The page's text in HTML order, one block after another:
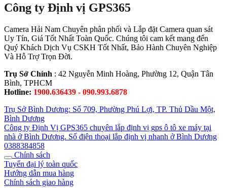
Công ty Định vị GPS365
Camera Hải Nam Chuyên phân phối và Lắp đặt Camera quan sát
Uy Tín, Giá Tốt Nhất Toàn Quốc. Chúng tôi cam kết mang đến
Quý Khách Dịch Vụ CSKH Tốt Nhất, Bảo Hành Chuyên Nghiệp
Và Hỗ Trợ Trọn Đời.
Trụ Sở Chính : 42 Nguyễn Minh Hoàng, Phường 12, Quận Tân
Bình, TPHCM
Hotline: 1900.636439 - 090.993.6878
Trụ Sở Bình Dương: Số 709, Phường Phú Lợi, TP. Thủ Dầu Một,
Bình Dương
Công ty Định Vị GPS365 chuyên lắp định vị gps ô tô xe máy tại
nhà ở Bình Dương. Số điện thoại lắp định vị nhanh ở Bình Dương
0388384858
Chính sách
Tuyển đại lý toàn quốc
Hướng dẫn mua hàng
Chính sách giao hàng